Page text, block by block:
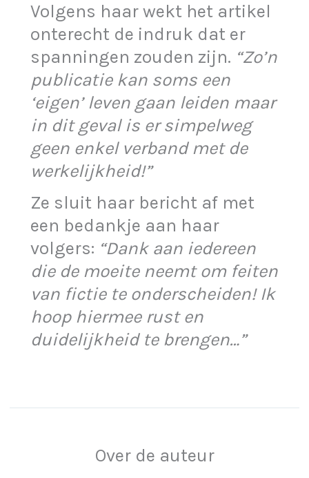
Volgens haar wekt het artikel
onterecht de indruk dat er
spanningen zouden zijn. “Zo’n
publicatie kan soms een
‘eigen’ leven gaan leiden maar
in dit geval is er simpelweg
geen enkel verband met de
werkelijkheid!”
Ze sluit haar bericht af met
een bedankje aan haar
volgers: “Dank aan iedereen
die de moeite neemt om feiten
van fictie te onderscheiden! Ik
hoop hiermee rust en
duidelijkheid te brengen…”
Over de auteur